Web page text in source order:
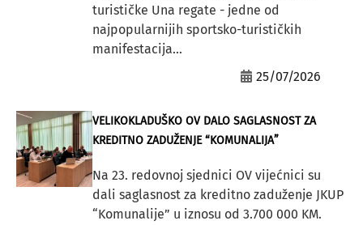
turističke Una regate - jedne od
najpopularnijih sportsko-turističkih
manifestacija...
25/07/2026
VELIKOKLADUŠKO OV DALO SAGLASNOST ZA
KREDITNO ZADUŽENJE “KOMUNALIJA”
Na 23. redovnoj sjednici OV vijećnici su
dali saglasnost za kreditno zaduženje JKUP
“Komunalije” u iznosu od 3.700 000 KM.